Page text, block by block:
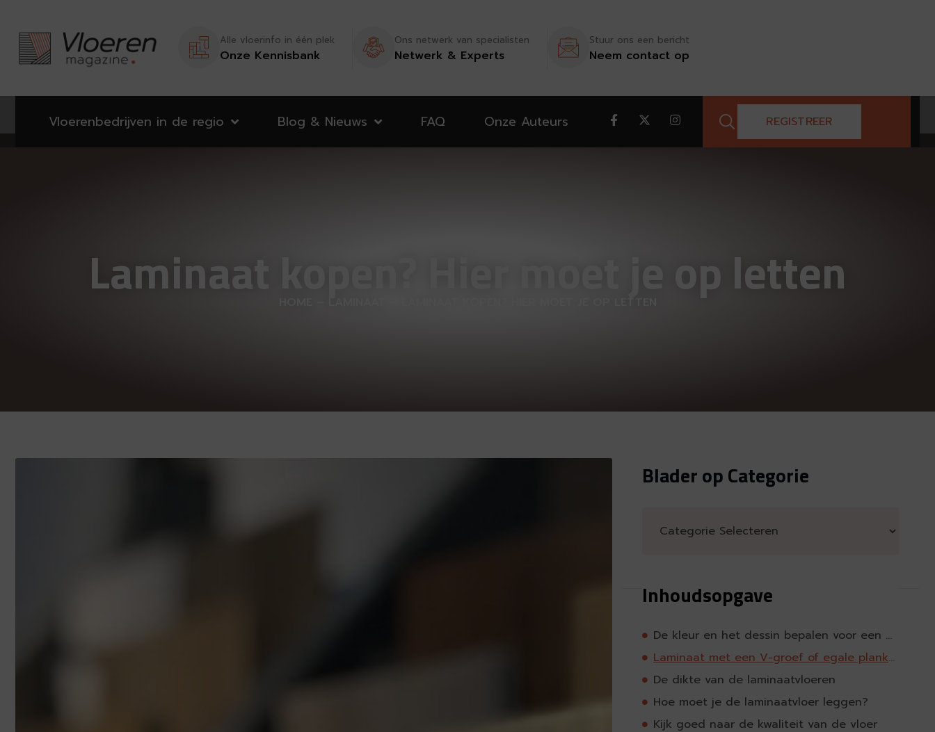
Alle vloerinfo in één plek
Onze Kennisbank
Ons netwerk van specialisten
Netwerk & Experts
Stuur ons een bericht
Neem contact op
Vloerenbedrijven in de regio Blog & Nieuws FAQ Onze Auteurs REGISTREER
Laminaat kopen? Hier moet je op letten
Blader op Categorie
Inhoudsopgave
De kleur en het dessin bepalen voor een groot deel de uitstraling
Laminaat met een V-groef of egale planken
De dikte van de laminaatvloeren
Hoe moet je de laminaatvloer leggen?
Kijk goed naar de kwaliteit van de vloer